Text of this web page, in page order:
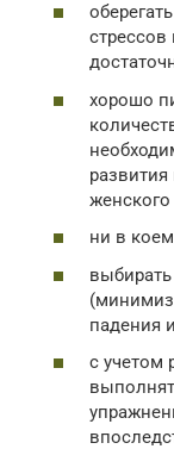
стрессов
хорошо
ни в
падения
с учетом